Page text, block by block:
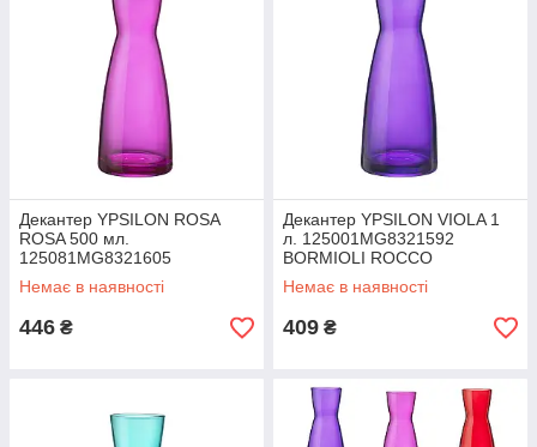
Декантер YPSILON ROSA
ROSA 500 мл.
125081MG8321605
BORMIOLI ROCCO
Немає в наявності
446 ₴
Декантер YPSILON VIOLA 1
л. 125001MG8321592
BORMIOLI ROCCO
Немає в наявності
409 ₴